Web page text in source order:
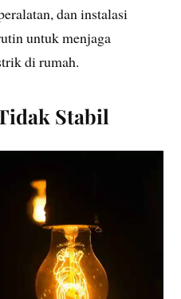
dan instalasi
untuk menjaga
di rumah.
Stabil